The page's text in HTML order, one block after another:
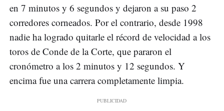
en 7 minutos y 6 segundos y dejaron a su paso 2
corredores corneados. Por el contrario, desde 1998
nadie ha logrado quitarle el récord de velocidad a los
toros de Conde de la Corte, que pararon el
cronómetro a los 2 minutos y 12 segundos. Y
encima fue una carrera completamente limpia.